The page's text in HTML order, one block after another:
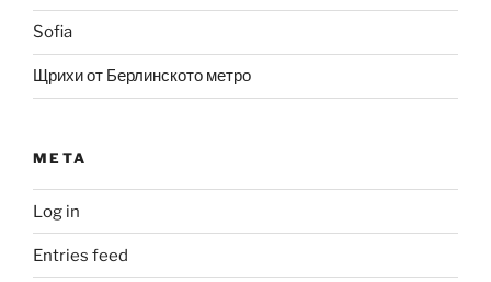
Sofia
Щрихи от Берлинското метро
META
Log in
Entries feed